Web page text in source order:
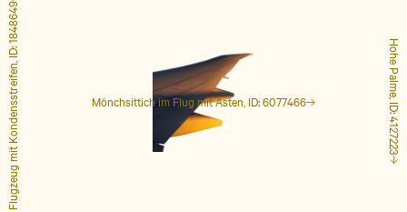
Mönchsittich im Flug mit Ästen, ID: 6077466 Hohe Palme, ID: 4127223
Flugzeug mit Kondensstreifen, ID: 1848649